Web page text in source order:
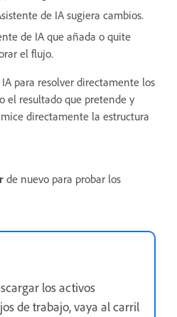
de IA sugiera cambios.
de IA que añada o quite
el flujo.
para resolver directamente los
el resultado que pretende y
directamente la estructura
de nuevo para probar los
los activos
de trabajo, vaya al carril